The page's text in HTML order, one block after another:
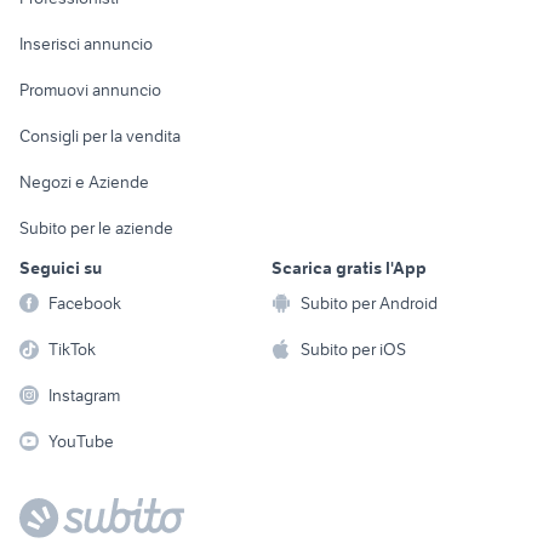
Console e
Fotografia
Telefonia
Biciclette
Inserisci annuncio
Promuovi annuncio
Consigli per la vendita
Negozi e Aziende
Subito per le aziende
Seguici su
Facebook
TikTok
Instagram
YouTube
Scarica gratis l'App
Subito per Android
Subito per iOS